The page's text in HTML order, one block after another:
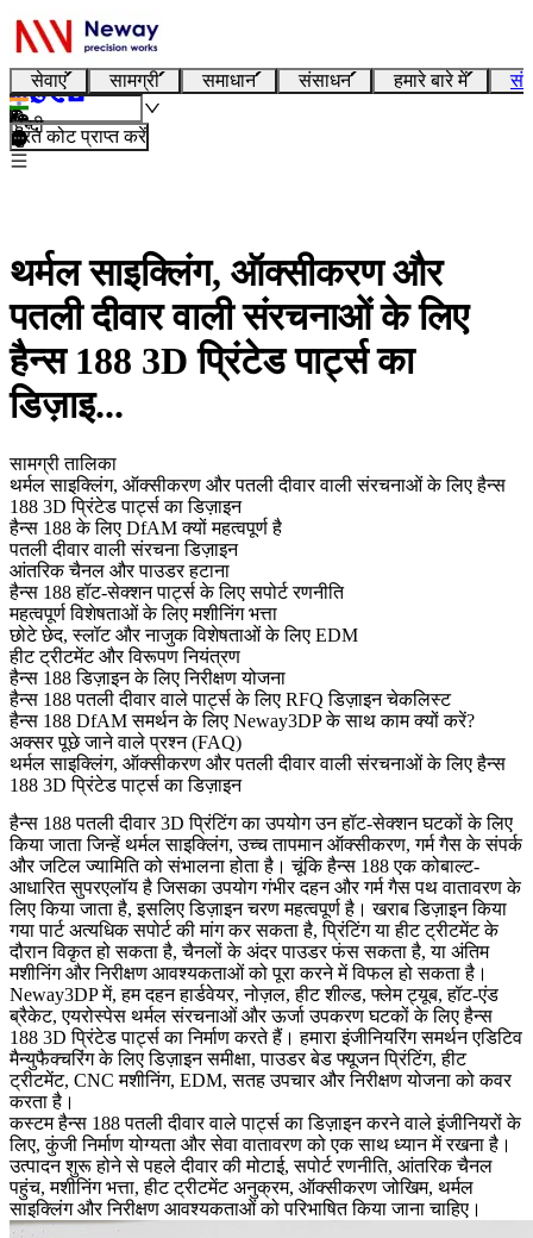
सेवाएं सामग्री समाधान संसाधन हमारे बारे में
हिन्दी
तुरंत कोट प्राप्त करें
थर्मल साइक्लिंग, ऑक्सीकरण और
पतली दीवार वाली संरचनाओं के लिए
हैन्स 188 3D प्रिंटेड पार्ट्स का
डिज़ाइ...
सामग्री तालिका
थर्मल साइक्लिंग, ऑक्सीकरण और पतली दीवार वाली संरचनाओं के लिए हैन्स
188 3D प्रिंटेड पार्ट्स का डिज़ाइन
हैन्स 188 के लिए DfAM क्यों महत्वपूर्ण है
पतली दीवार वाली संरचना डिज़ाइन
आंतरिक चैनल और पाउडर हटाना
हैन्स 188 हॉट-सेक्शन पार्ट्स के लिए सपोर्ट रणनीति
महत्वपूर्ण विशेषताओं के लिए मशीनिंग भत्ता
छोटे छेद, स्लॉट और नाजुक विशेषताओं के लिए EDM
हीट ट्रीटमेंट और विरूपण नियंत्रण
हैन्स 188 डिज़ाइन के लिए निरीक्षण योजना
हैन्स 188 पतली दीवार वाले पार्ट्स के लिए RFQ डिज़ाइन चेकलिस्ट
हैन्स 188 DfAM समर्थन के लिए Neway3DP के साथ काम क्यों करें?
अक्सर पूछे जाने वाले प्रश्न (FAQ)
थर्मल साइक्लिंग, ऑक्सीकरण और पतली दीवार वाली संरचनाओं के लिए हैन्स
188 3D प्रिंटेड पार्ट्स का डिज़ाइन
हैन्स 188 पतली दीवार 3D प्रिंटिंग का उपयोग उन हॉट-सेक्शन घटकों के लिए
किया जाता जिन्हें थर्मल साइक्लिंग, उच्च तापमान ऑक्सीकरण, गर्म गैस के संपर्क
और जटिल ज्यामिति को संभालना होता है। चूंकि हैन्स 188 एक कोबाल्ट-
आधारित सुपरएलॉय है जिसका उपयोग गंभीर दहन और गर्म गैस पथ वातावरण के
लिए किया जाता है, इसलिए डिज़ाइन चरण महत्वपूर्ण है। खराब डिज़ाइन किया
गया पार्ट अत्यधिक सपोर्ट की मांग कर सकता है, प्रिंटिंग या हीट ट्रीटमेंट के
दौरान विकृत हो सकता है, चैनलों के अंदर पाउडर फंस सकता है, या अंतिम
मशीनिंग और निरीक्षण आवश्यकताओं को पूरा करने में विफल हो सकता है।
Neway3DP में, हम दहन हार्डवेयर, नोज़ल, हीट शील्ड, फ्लेम ट्यूब, हॉट-एंड
ब्रैकेट, एयरोस्पेस थर्मल संरचनाओं और ऊर्जा उपकरण घटकों के लिएहैन्स
188 3D प्रिंटेड पार्ट्सका निर्माण करते हैं। हमारा इंजीनियरिंग समर्थन एडिटिव
मैन्युफैक्चरिंग के लिए डिज़ाइन समीक्षा, पाउडर बेड फ्यूजन प्रिंटिंग, हीट
ट्रीटमेंट, CNC मशीनिंग, EDM, सतह उपचार और निरीक्षण योजना को कवर
करता है।
कस्टम हैन्स 188 पतली दीवार वाले पार्ट्स का डिज़ाइन करने वाले इंजीनियरों के
लिए, कुंजी निर्माण योग्यता और सेवा वातावरण को एक साथ ध्यान में रखना है।
उत्पादन शुरू होने से पहले दीवार की मोटाई, सपोर्ट रणनीति, आंतरिक चैनल
पहुंच, मशीनिंग भत्ता, हीट ट्रीटमेंट अनुक्रम, ऑक्सीकरण जोखिम, थर्मल
साइक्लिंग और निरीक्षण आवश्यकताओं को परिभाषित किया जाना चाहिए।